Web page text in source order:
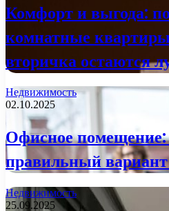
Комфорт и выгода:
комнатные
вторичка остаются
Недвижимость
02.10.2025
Офисное
правильный вариант
Недвижимость
25.09.2025